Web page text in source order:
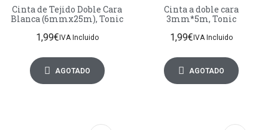
Cinta de Tejido Doble Cara
Blanca (6mmx25m), Tonic
1,99€IVA Incluido
AGOTADO
Cinta a doble cara
3mm*5m, Tonic
1,99€IVA Incluido
AGOTADO